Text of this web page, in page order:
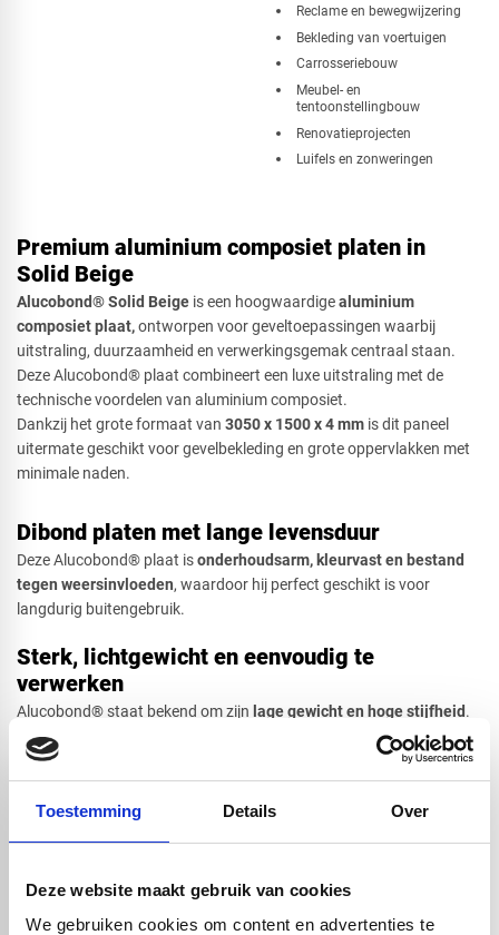
Toestemming Details Over
Deze website maakt gebruik van cookies
We gebruiken cookies om content en advertenties te
Reclame en bewegwijzering
Bekleding van voertuigen
Carrosseriebouw
Meubel- en
tentoonstellingbouw
Renovatieprojecten
Luifels en zonweringen
Premium aluminium composiet platen in
Solid Beige
Alucobond® Solid Beige is een hoogwaardigealuminium
composiet plaat,ontworpen voor geveltoepassingen waarbij
uitstraling, duurzaamheid en verwerkingsgemak centraal staan.
Deze Alucobond® plaat combineert een luxe uitstraling met de
technische voordelen van aluminium composiet.
Dankzij het grote formaat van 3050 x 1500 x 4 mm is dit paneel
uitermate geschikt voor gevelbekleding en grote oppervlakken met
minimale naden.
Dibond platen met lange levensduur
Deze Alucobond® plaat isonderhoudsarm, kleurvast en bestand
tegen weersinvloeden, waardoor hij perfect geschikt is voor
langdurig buitengebruik.
Sterk, lichtgewicht en eenvoudig te
verwerken
Alucobond® staat bekend om zijn lage gewicht en hoge stijfheid.
De panelen zijn eenvoudig te zagen, frezen, boren en verlijmen, wat
ze ideaal maakt voor maatwerk, gevelsystemen en creatieve
ontwerpen. De uitstekende vlakheid zorgt voor een strak en
professioneel eindresultaat.
Deze aluminium composiet plaat isUV-bestendig, weerbestendig
en vormvast, waardoor hij breed inzetbaar is voor zowel interieur-